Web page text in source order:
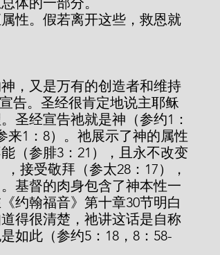
告。圣经很肯定地说主耶稣
圣经宣告祂就是神（参约1：
来1：8）。祂展示了神的属性
（参腓3：21），且永不改变
接受敬拜（参太28：17），
基督的肉身包含了神本性一
约翰福音》第十章30节明白
得很清楚，祂讲这话是自称
如此（参约5：18，8：58-